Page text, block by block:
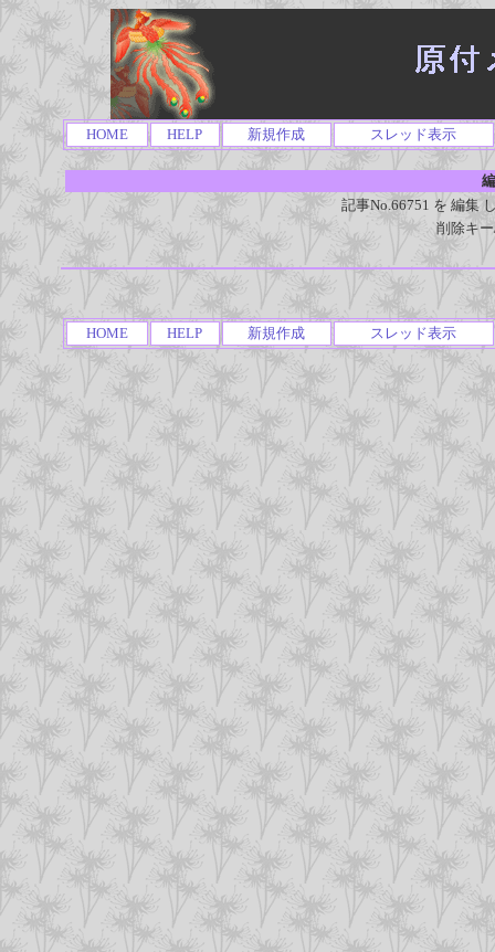
HOME HELP 新規作成 スレッド表示
記事No.66751 を 編集
削除キ
HOME HELP 新規作成 スレッド表示